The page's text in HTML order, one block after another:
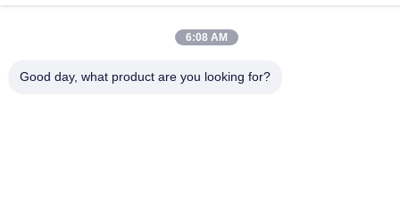
Vorfabrizierte
6:08 AM
Good day, what product are you looking for?